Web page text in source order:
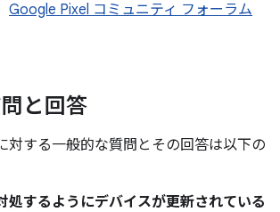
Google Pixel コミュニティ フォーラム
と回答
対する一般的な質問とその回答は以下の
処するようにデバイスが更新されている